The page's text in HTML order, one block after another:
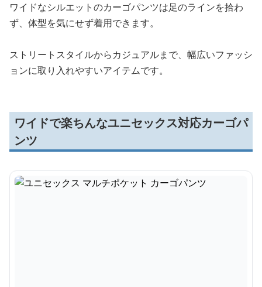
ワイドなシルエットのカーゴパンツは足のラインを拾わ
ず、体型を気にせず着用できます。
ストリートスタイルからカジュアルまで、幅広いファッシ
ョンに取り入れやすいアイテムです。
ワイドで楽ちんなユニセックス対応カーゴパ
ンツ